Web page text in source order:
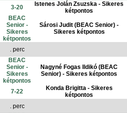
3-20
Istenes Jolán Zsuzska - Sikeres
kétpontos
BEAC
Senior -
Sikeres
kétpontos
Sárosi Judit (BEAC Senior) -
Sikeres kétpontos
. perc
BEAC
Senior -
Sikeres
kétpontos
Nagyné Fogas Ildikó (BEAC
Senior) - Sikeres kétpontos
7-22
Konda Brigitta - Sikeres
kétpontos
. perc